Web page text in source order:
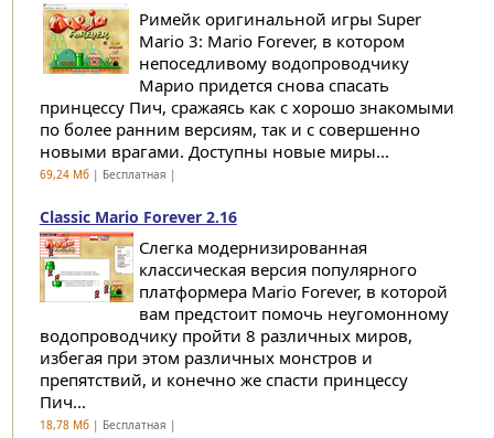
Римейк оригинальной игры Super
Mario 3: Mario Forever, в котором
непоседливому водопроводчику
Марио придется снова спасать
принцессу Пич, сражаясь как с хорошо знакомыми
по более ранним версиям, так и с совершенно
новыми врагами. Доступны новые миры...
69,24 Мб| Бесплатная |
Classic Mario Forever 2.16
Слегка модернизированная
классическая версия популярного
платформера Mario Forever, в которой
вам предстоит помочь неугомонному
водопроводчику пройти 8 различных миров,
избегая при этом различных монстров и
препятствий, и конечно же спасти принцессу
Пич...
18,78 Мб| Бесплатная |